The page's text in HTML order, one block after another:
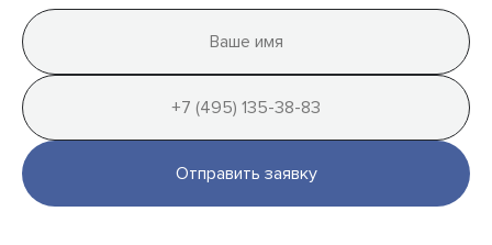
Отправить заявку